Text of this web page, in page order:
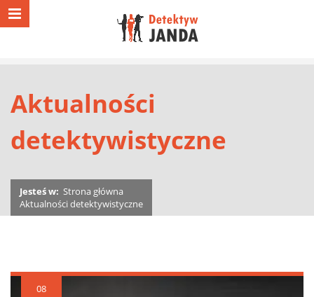
Aktualności
detektywistyczne
Jesteś w: Strona główna
Aktualności detektywistyczne
08